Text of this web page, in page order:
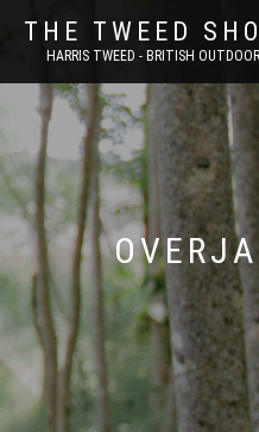
THE TWEED
HARRIS TWEED - BRITISH OUTDOOR